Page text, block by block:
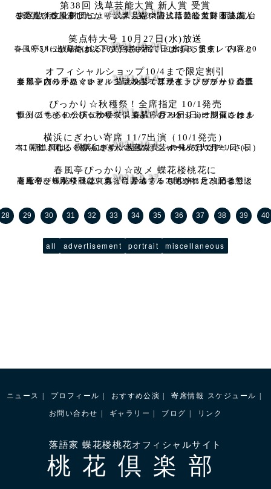
第38回 浅草芸能大賞 新人賞 受賞
このたび春風亭ぴっかり☆が「第38回浅草芸能大賞 新人賞」を受賞いたしました。 「浅草芸能大賞」は、公益財団法人 台東区芸術文化財団により、東京を中心に活動している芸能人
2021.10.20
笑点特大号 10月27日(水)放送
春風亭ぴっかり☆が、2021年10月27日(水) BS日テレで19:00～19:54に放送される「笑点特大号」に出演します。 内容と出演者は以下が予定されています。 笑点
2021.10.20
オフィシャルショップ10/4まで限定割引
春風亭ぴっかり☆オフィシャルウェブサイト「ぴっかり☆倶楽部」内のオフィシャルショップでは現在、ぴっかり☆直筆サイン入り手ぬぐいと、主演映画「耳かきランデブー」の直筆サイン
2021.10.2
ぴっかり☆秋穫祭！全席指定 10/1発売
恒例の「ぴっかり☆秋穫祭！」が11月21日(日)に開催されます。 こちらの公演について、春風亭ぴっかり☆オフィシャルウェブサイト「ぴっかり☆倶楽部」のスケジュール頁には、
2021.10.1
横浜にぎわい寄席 11/7出演（10/1発売）
本10月1日は、横浜にぎわい座 のげシャーレで11月21日 (日) に開催される「ぴっかり☆秋穫祭！」の発売日です。 さらに、同じく横浜にぎわい座の演芸ホール (大ホール
2021.10.1
春風亭ぴっかり☆改メ 蝶花楼桃花に
春風亭ぴっかり☆は、真打に昇進する2022年3月21日より、高座名を蝶花楼桃花（ちょうかろう・ももか）と改めることとなり、9月27日に東京・帝国ホテルで開かれた、記者懇談
2021.9.27
28 29 30 31 32 33 34 35 36 37 38 39 40
all advertisement portrait miscellaneous
ニュース プロフィール おすすめ公演 寄席情報 スケジュール
お問い合わせ ギャラリー ブログ リンク
落語家 蝶花楼桃花オフィシャルサイト
桃花倶楽部